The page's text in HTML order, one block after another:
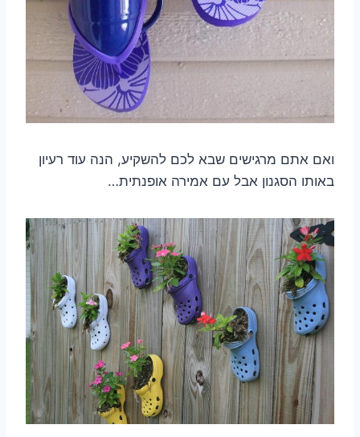
ואם אתם מרגישים שבא לכם להשקיע, הנה עוד רעיון
באותו הסגנון אבל עם אמירה אופנתית…